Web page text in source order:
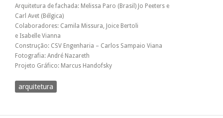
Arquitetura de fachada: Melissa Paro (Brasil) Jo Peeters e
Carl Avet (Bélgica)
Colaboradores: Camila Missura, Joice Bertoli
e Isabelle Vianna
Construção: CSV Engenharia – Carlos Sampaio Viana
Fotografia: André Nazareth
Projeto Gráfico: Marcus Handofsky
arquitetura